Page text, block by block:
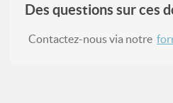
Des questions sur ces
Contactez-nous via notre